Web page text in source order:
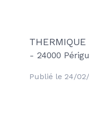
THERMIQUE
- 24000
Publié le 24/